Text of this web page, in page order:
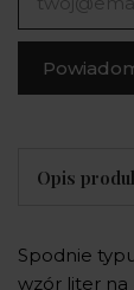
Opis
Spodnie
wzór liter